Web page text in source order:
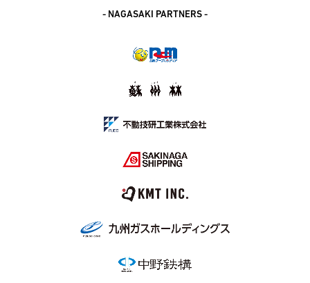
- NAGASAKI PARTNERS -